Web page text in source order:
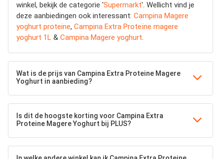
winkel, bekijk de categorie 'Supermarkt'. Wellicht vind je
deze aanbiedingen ook interessant: Campina Magere
yoghurt proteine, Campina Extra Proteïne magere
yoghurt 1L & Campina Magere yoghurt.
Wat is de prijs van Campina Extra Proteine Magere
Yoghurt in aanbieding?
Is dit de hoogste korting voor Campina Extra
Proteine Magere Yoghurt bij PLUS?